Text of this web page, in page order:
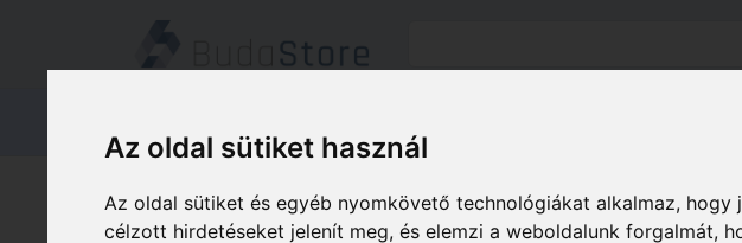
Az oldal sütiket használ
Az oldal sütiket és egyéb nyomkövető technológiákat alkalmaz,
célzott hirdetéseket jelenít meg, és elemzi a weboldalunk forgalmát,
Termékeink HÁZ KERT HOBBY Hobby Sport,
MERIDA Kulacs ME Swivel/Fidlock 620ml átlátszó kulacs ( csak